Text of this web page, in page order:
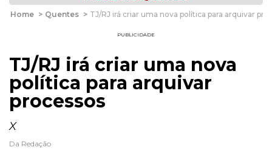
Home > Quentes > TJ/RJ irá criar uma nova política para arquivar
PUBLICIDADE
TJ/RJ irá criar uma nova
política para arquivar
processos
X
Da Redação